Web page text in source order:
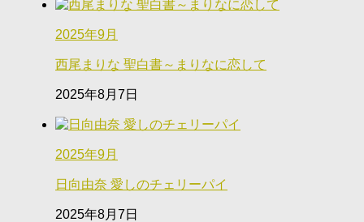
2025年9月
西尾まりな 聖白書～まりなに恋して
2025年8月7日
2025年9月
日向由奈 愛しのチェリーパイ
2025年8月7日